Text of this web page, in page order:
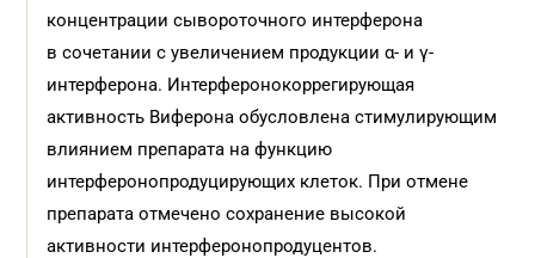
концентрации сывороточного интерферона
в сочетании с увеличением продукции α- и γ-
интерферона. Интерферонокоррегирующая
активность Виферона обусловлена стимулирующим
влиянием препарата на функцию
интерферонопродуцирующих клеток. При отмене
препарата отмечено сохранение высокой
активности интерферонопродуцентов.